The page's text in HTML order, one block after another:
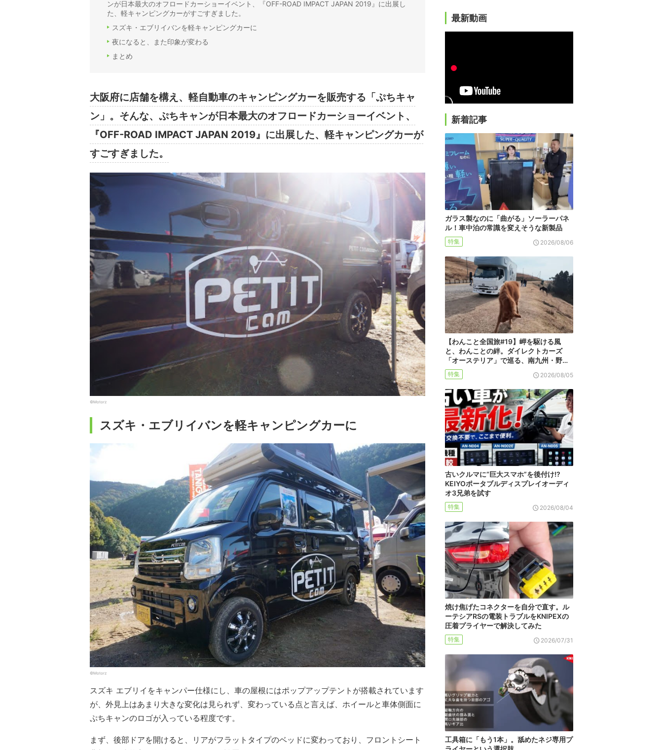
ンが日本最大のオフロードカーショーイベント、『OFF-ROAD IMPACT JAPAN 2019』に出展し
た、軽キャンピングカーがすごすぎました。
スズキ・エブリイバンを軽キャンピングカーに
夜になると、また印象が変わる
まとめ
大阪府に店舗を構え、軽自動車のキャンピングカーを販売する「ぷちキャ
ン」。そんな、ぷちキャンが日本最大のオフロードカーショーイベント、
『OFF-ROAD IMPACT JAPAN 2019』に出展した、軽キャンピングカーが
すごすぎました。
©Motorz
スズキ・エブリイバンを軽キャンピングカーに
©Motorz
スズキ エブリイをキャンパー仕様にし、車の屋根にはポップアップテントが搭載されています
が、外見上はあまり大きな変化は見られず、変わっている点と言えば、ホイールと車体側面に
ぷちキャンのロゴが入っている程度です。
まず、後部ドアを開けると、リアがフラットタイプのベッドに変わっており、フロントシート
最新動画
新着記事
ガラス製なのに「曲がる」ソーラーパネ
ル！車中泊の常識を変えそうな新製品
特集 2026/08/06
【わんこと全国旅#19】岬を駆ける風
と、わんことの絆。ダイレクトカーズ
「オーステリア」で巡る、南九州・野…
特集 2026/08/05
古いクルマに“巨大スマホ”を後付け!?
KEIYOポータブルディスプレイオーディ
オ3兄弟を試す
特集 2026/08/04
焼け焦げたコネクターを自分で直す。ル
ーテシアRSの電装トラブルをKNIPEXの
圧着プライヤーで解決してみた
特集 2026/07/31
工具箱に「もう1本」。舐めたネジ専用プ